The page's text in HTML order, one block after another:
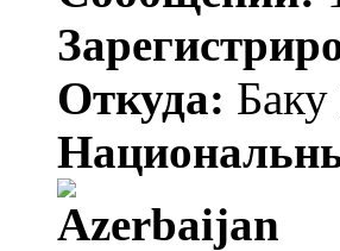
Откуда: